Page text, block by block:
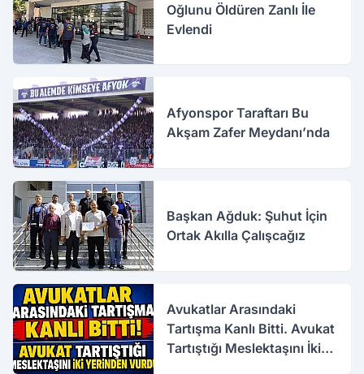
Oğlunu Öldüren Zanlı İle
Evlendi
Afyonspor Taraftarı Bu
Akşam Zafer Meydanı’nda
Başkan Ağduk: Şuhut İçin
Ortak Akılla Çalışcağız
Avukatlar Arasındaki
Tartışma Kanlı Bitti. Avukat
Tartıştığı Meslektaşını İki